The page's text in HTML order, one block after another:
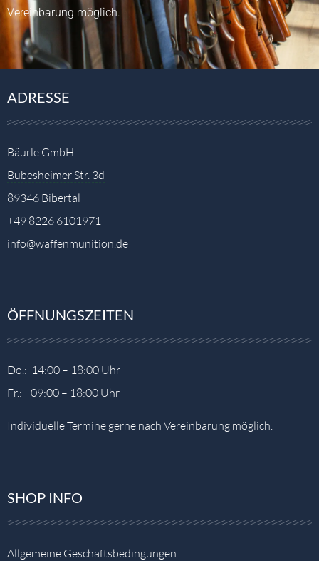
Vereinbarung möglich.
ADRESSE
Bäurle GmbH
Bubesheimer Str. 3d
89346 Bibertal
+49 8226 6101971
info@waffenmunition.de
ÖFFNUNGSZEITEN
Do.: 14:00 – 18:00 Uhr
Fr.: 09:00 – 18:00 Uhr
Individuelle Termine gerne nach Vereinbarung möglich.
SHOP INFO
Allgemeine Geschäftsbedingungen